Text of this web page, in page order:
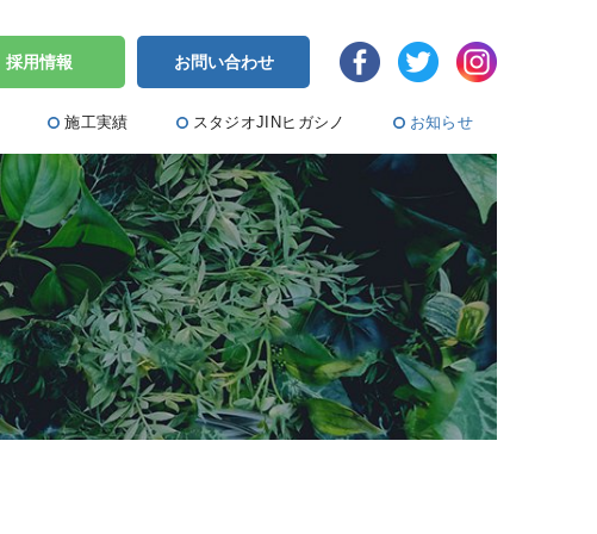
採用情報 お問い合わせ
施工実績 スタジオJINヒガシノ お知らせ